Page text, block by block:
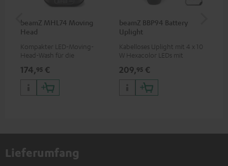
beamZ MHL74 Moving
Head
Kompakter LED-Moving-
Head-Wash für die
deiner Show
174,95 €
beamZ BBP94 Battery
Uplight
Kabelloses Uplight mit 4 x 10
W Hexacolor LEDs mit
Farbvielfalt & Schwarzlicht
209,95 €
Lieferumfang